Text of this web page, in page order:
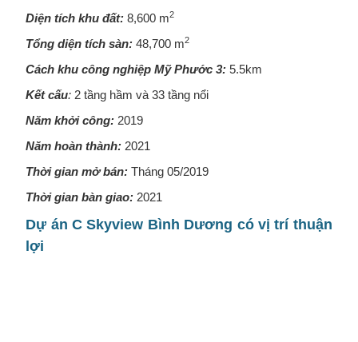
Diện tích khu đất: 8,600 m2
Tổng diện tích sàn: 48,700 m2
Cách khu công nghiệp Mỹ Phước 3: 5.5km
Kết cấu: 2 tầng hầm và 33 tầng nổi
Năm khởi công: 2019
Năm hoàn thành: 2021
Thời gian mở bán: Tháng 05/2019
Thời gian bàn giao: 2021
Dự án C Skyview Bình Dương có vị trí thuận
lợi